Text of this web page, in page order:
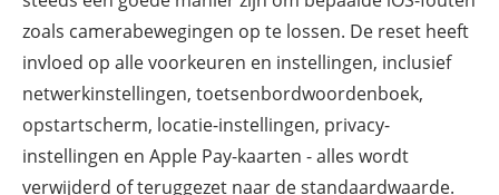
zoals camerabewegingen op te lossen. De reset heeft
invloed op alle voorkeuren en instellingen, inclusief
netwerkinstellingen, toetsenbordwoordenboek,
opstartscherm, locatie-instellingen, privacy-
instellingen en Apple Pay-kaarten - alles wordt
verwijderd of teruggezet naar de standaardwaarde.